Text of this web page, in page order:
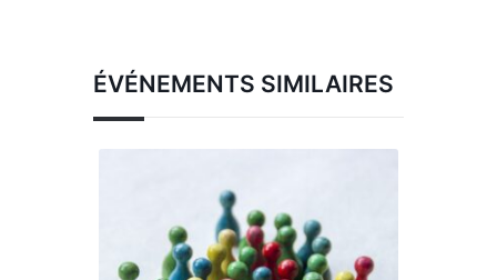
ÉVÉNEMENTS SIMILAIRES